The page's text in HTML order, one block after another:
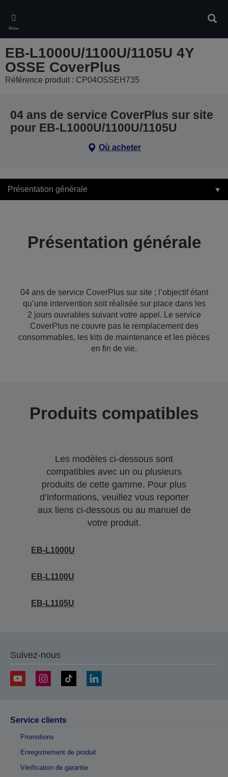
main
content
Menu
EB-L1000U/1100U/1105U 4Y
OSSE CoverPlus
Référence produit : CP04OSSEH735
04 ans de service CoverPlus sur site
pour EB-L1000U/1100U/1105U
Où acheter
Présentation générale
Présentation générale
04 ans de service CoverPlus sur site ; l’objectif étant
qu’une intervention soit réalisée sur place dans les
2 jours ouvrables suivant votre appel. Le service
CoverPlus ne couvre pas le remplacement des
consommables, les kits de maintenance et les pièces
en fin de vie.
Produits compatibles
Les modèles ci-dessous sont
compatibles avec un ou plusieurs
produits de cette gamme. Pour plus
d’informations, veuillez vous reporter
aux liens ci-dessous ou au manuel de
votre produit.
EB-L1000U
EB-L1100U
EB-L1105U
Suivez-nous
Service clients
Promotions
Enregistrement de produit
Vérification de garantie